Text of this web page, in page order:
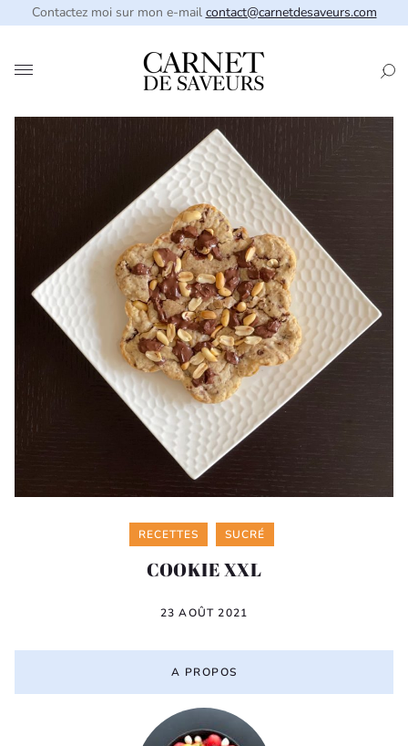
Contactez moi sur mon e-mail contact@carnetdesaveurs.com
Categories
RECETTES SUCRÉ
COOKIE XXL
23 AOÛT 2021
A PROPOS